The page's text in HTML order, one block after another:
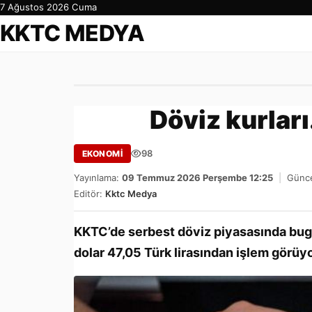
7 Ağustos 2026 Cuma
KKTC MEDYA
Döviz
EKONOMİ 98
Yayınlama: 09 Temmuz 2026 Perşembe 12:25
Editör: Kktc Medya
KKTC’de serbest döviz piyasasında
dolar 47,05 Türk lirasından işlem